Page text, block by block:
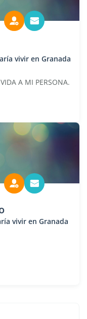
vivir en Granada
A MI PERSONA.
vivir en Granada